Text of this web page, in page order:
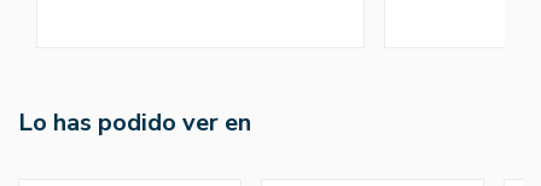
Lo has podido ver en